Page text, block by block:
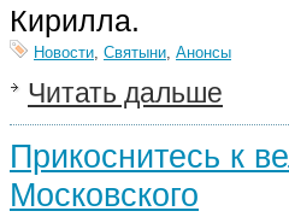
Кирилла.
Новости, Святыни, Анонсы
Читать дальше
Прикоснитесь к
Московского